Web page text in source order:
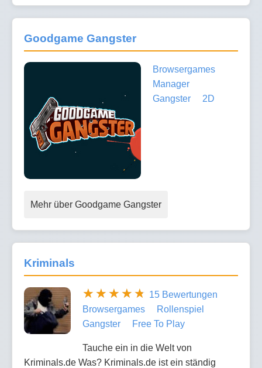
Goodgame Gangster
Browsergames
Manager
Gangster
2D
Mehr über Goodgame Gangster
Kriminals
15 Bewertungen
Browsergames
Rollenspiel
Gangster
Free To Play
Tauche ein in die Welt von
Kriminals.de Was? Kriminals.de ist ein ständig